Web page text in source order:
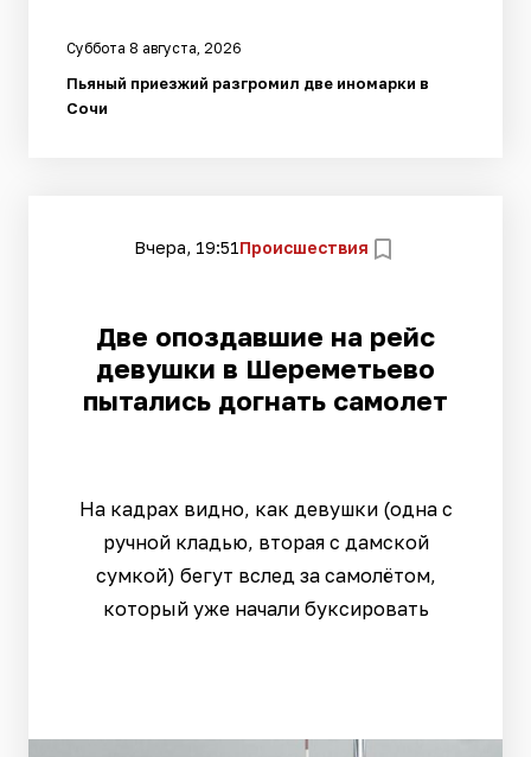
Суббота 8 августа, 2026
Пьяный приезжий разгромил две иномарки в
Сочи
Вчера, 19:51Происшествия
Две опоздавшие на рейс
девушки в Шереметьево
пытались догнать самолет
На кадрах видно, как девушки (одна с
ручной кладью, вторая с дамской
сумкой) бегут вслед за самолётом,
который уже начали буксировать